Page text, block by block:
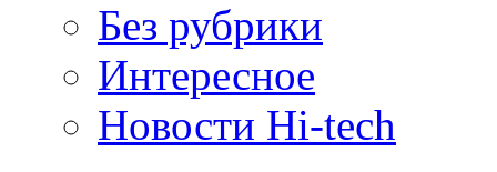
Без рубрики
Интересное
Новости Hi-tech